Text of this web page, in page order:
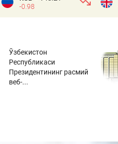
-0.98
Ўзбекистон
Республикаси
Президентининг расмий
веб-...